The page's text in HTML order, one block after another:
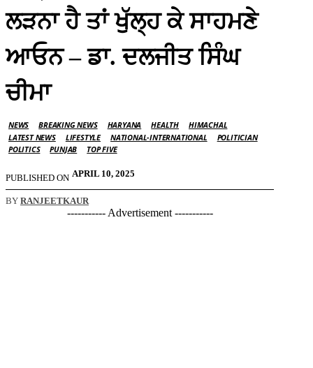
ਲੜਨਾ ਹੈ ਤਾਂ ਖੁੱਲ੍ਹ ਕੇ ਸਾਹਮਣੇ
ਆਓਨ – ਡਾ. ਦਲਜੀਤ ਸਿੰਘ
ਚੀਮਾ
NEWS BREAKING NEWS HARYANA HEALTH
HIMACHAL
LATEST NEWS
LIFESTYLE NATIONAL-INTERNATIONAL
POLITICIAN
POLITICS
PUNJAB TOP FIVE
PUBLISHED ON APRIL 10, 2025
BY RANJEETKAUR
----------- Advertisement -----------